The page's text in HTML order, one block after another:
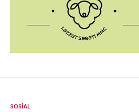
SOSIAL